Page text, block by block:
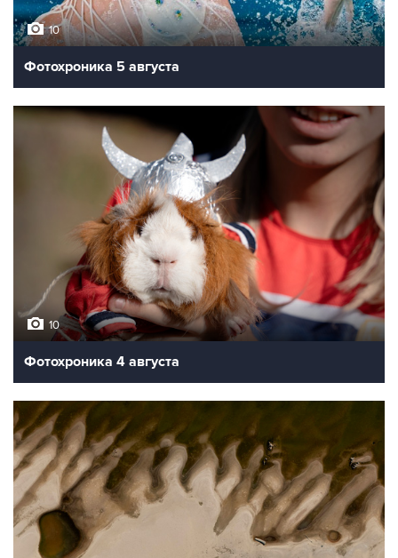
10
Фотохроника 5 августа
10
Фотохроника 4 августа